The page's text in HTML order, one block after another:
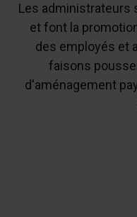
Les administrateurs
et font la
des employés et
faisons
d'aménagement